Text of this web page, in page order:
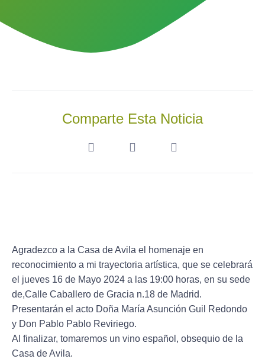
Comparte Esta Noticia
Agradezco a la Casa de Avila el homenaje en
reconocimiento a mi trayectoria artística, que se celebrará
el jueves 16 de Mayo 2024 a las 19:00 horas, en su sede
de,Calle Caballero de Gracia n.18 de Madrid.
Presentarán el acto Doña María Asunción Guil Redondo
y Don Pablo Pablo Reviriego.
Al finalizar, tomaremos un vino español, obsequio de la
Casa de Avila.